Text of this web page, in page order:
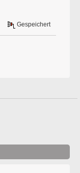
Gespeichert